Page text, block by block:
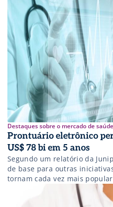
Destaques sobre o mercado de saúde
Prontuário eletrônico
US$ 78 bi em 5 anos
Segundo um relatório da
de base para outras
tornam cada vez mais